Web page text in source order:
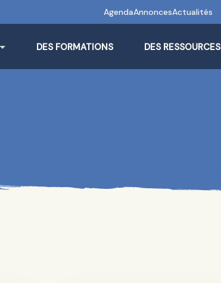
AgendaAnnoncesActualités
DES FORMATIONS DES RESSOURCES